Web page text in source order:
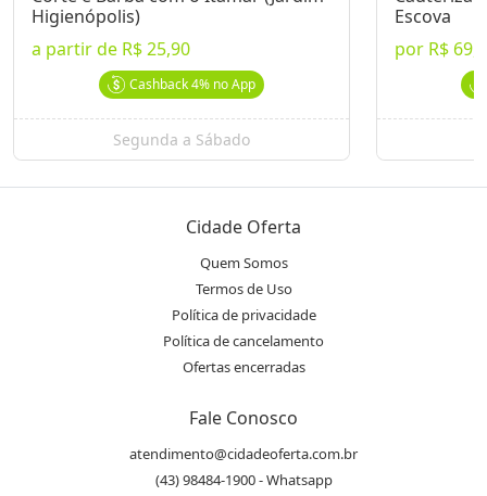
Higienópolis)
a partir de R$ 25,90
Cashback4%no App
Segunda a Sábado
Escova
por R$
Cidade Oferta
Quem Somos
Termos de Uso
Política de privacidade
Política de cancelamento
Ofertas encerradas
Fale Conosco
atendimento@cidadeoferta.com.br
(43) 98484-1900 - Whatsapp